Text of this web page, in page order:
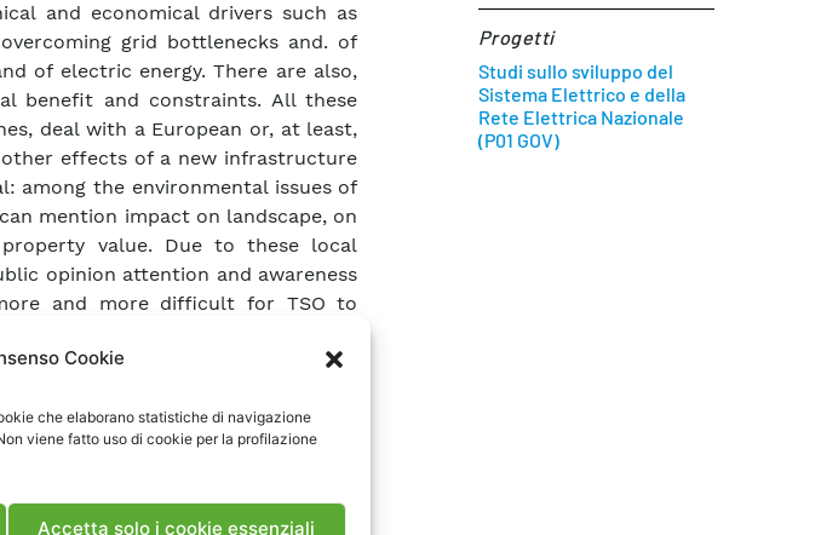
Cookie
che elaborano statistiche di navigazione
viene fatto uso di cookie per la profilazione
Accetta solo i cookie essenziali
and economical drivers such as
grid bottlenecks and. of
of electric energy. There are also,
benefit and constraints. All these
deal with a European or, at least,
effects of a new infrastructure
among the environmental issues of
mention impact on landscape, on
value. Due to these local
opinion attention and awareness
and more difficult for TSO to
new interconnections. In order
line planning and design, a
benefits and environmental impacts
financing of the Research Fund for
the Contract Agreement between
of Economic Development –
Progetti
Studi sullo sviluppo del
Sistema Elettrico e della
Rete Elettrica Nazionale
(P01 GOV)